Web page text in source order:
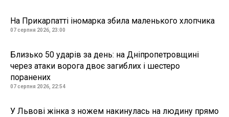
На Прикарпатті іномарка збила маленького хлопчика
07 серпня 2026, 23:00
Близько 50 ударів за день: на Дніпропетровщині
через атаки ворога двоє загиблих і шестеро
поранених
07 серпня 2026, 22:54
У Львові жінка з ножем накинулась на людину прямо